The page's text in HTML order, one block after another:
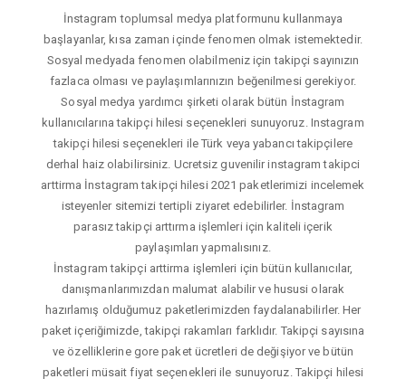
İnstagram toplumsal medya platformunu kullanmaya
başlayanlar, kısa zaman içinde fenomen olmak istemektedir.
Sosyal medyada fenomen olabilmeniz için takipçi sayınızın
fazlaca olması ve paylaşımlarınızın beğenilmesi gerekiyor.
Sosyal medya yardımcı şirketi olarak bütün İnstagram
kullanıcılarına takipçi hilesi seçenekleri sunuyoruz. Instagram
takipçi hilesi seçenekleri ile Türk veya yabancı takipçilere
derhal haiz olabilirsiniz. Ucretsiz guvenilir instagram takipci
arttirma İnstagram takipçi hilesi 2021 paketlerimizi incelemek
isteyenler sitemizi tertipli ziyaret edebilirler. İnstagram
parasız takipçi arttırma işlemleri için kaliteli içerik
paylaşımları yapmalısınız.
İnstagram takipçi arttirma işlemleri için bütün kullanıcılar,
danışmanlarımızdan malumat alabilir ve hususi olarak
hazırlamış olduğumuz paketlerimizden faydalanabilirler. Her
paket içeriğimizde, takipçi rakamları farklıdır. Takipçi sayısına
ve özelliklerine gore paket ücretleri de değişiyor ve bütün
paketleri müsait fiyat seçenekleri ile sunuyoruz. Takipçi hilesi